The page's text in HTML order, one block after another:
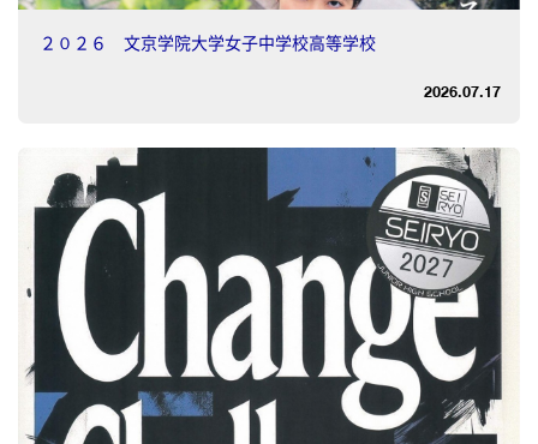
２０２６ 文京学院大学女子中学校高等学校
2026.07.17